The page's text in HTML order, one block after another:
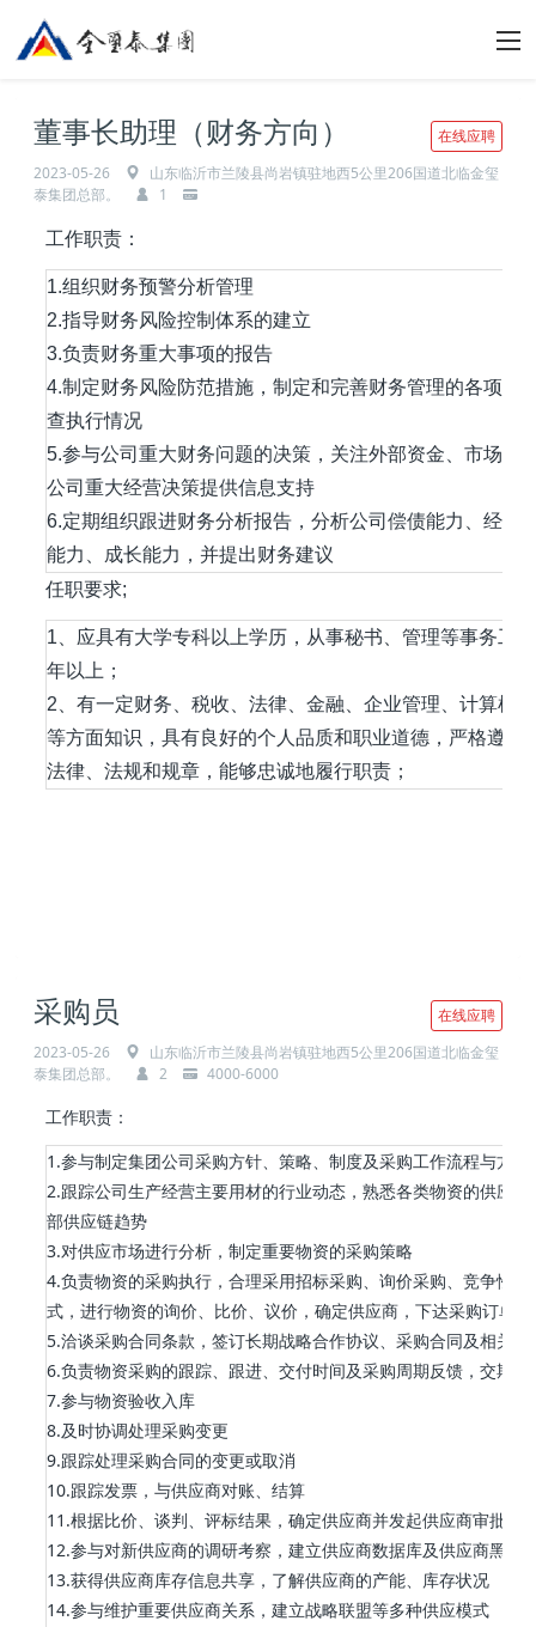
董事长助理（财务方向）
2023-05-26
山东临沂市兰陵县尚岩镇驻地西5公里206国道北临金玺
泰集团总部。
1
工作职责：
1.组织财务预警分析管理
2.指导财务风险控制体系的建立
3.负责财务重大事项的报告
4.制定财务风险防范措施，制定和完善财务管理的各项制
查执行情况
5.参与公司重大财务问题的决策，关注外部资金、市场动
公司重大经营决策提供信息支持
6.定期组织跟进财务分析报告，分析公司偿债能力、经营
能力、成长能力，并提出财务建议
任职要求;
1、应具有大学专科以上学历，从事秘书、管理等事务工
年以上；
2、有一定财务、税收、法律、金融、企业管理、计算机
等方面知识，具有良好的个人品质和职业道德，严格遵守
法律、法规和规章，能够忠诚地履行职责；
在线应聘
采购员
2023-05-26
山东临沂市兰陵县尚岩镇驻地西5公里206国道北临金玺
泰集团总部。
2 4000-6000
工作职责：
1.参与制定集团公司采购方针、策略、制度及采购工作流程与方法
2.跟踪公司生产经营主要用材的行业动态，熟悉各类物资的供应渠
部供应链趋势
3.对供应市场进行分析，制定重要物资的采购策略
4.负责物资的采购执行，合理采用招标采购、询价采购、竞争性谈
式，进行物资的询价、比价、议价，确定供应商，下达采购订单
5.洽谈采购合同条款，签订长期战略合作协议、采购合同及相关技
6.负责物资采购的跟踪、跟进、交付时间及采购周期反馈，交期异
7.参与物资验收入库
8.及时协调处理采购变更
9.跟踪处理采购合同的变更或取消
10.跟踪发票，与供应商对账、结算
11.根据比价、谈判、评标结果，确定供应商并发起供应商审批
12.参与对新供应商的调研考察，建立供应商数据库及供应商黑名
13.获得供应商库存信息共享，了解供应商的产能、库存状况
14.参与维护重要供应商关系，建立战略联盟等多种供应模式
在线应聘